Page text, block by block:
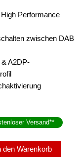
Performance
zwischen DAB
A2DP-
Versand**
den Warenkorb